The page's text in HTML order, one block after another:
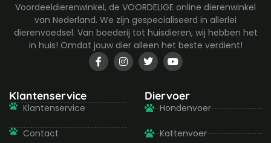
Voordeeldierenwinkel, de VOORDELIGE online dierenwinkel
van Nederland. We zijn gespecialiseerd in allerlei
dierenvoedsel. Van boederij tot huisdieren, wij hebben het
in huis! Omdat jouw dier alleen het beste verdient!
F
a
c
o
I
n
s
g
T
w
i
t
e
r
Y
o
u
u
b
e
Klantenservice
Klantenservice
Contact
Diervoer
Hondenvoer
Kattenvoer